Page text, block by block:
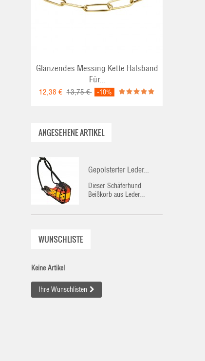
Glänzendes Messing Kette Halsband
Für...
12,38 € 13,75 € -10%
ANGESEHENE ARTIKEL
Gepolsterter Leder...
Dieser Schäferhund
Beißkorb aus Leder...
WUNSCHLISTE
Keine Artikel
Ihre Wunschlisten